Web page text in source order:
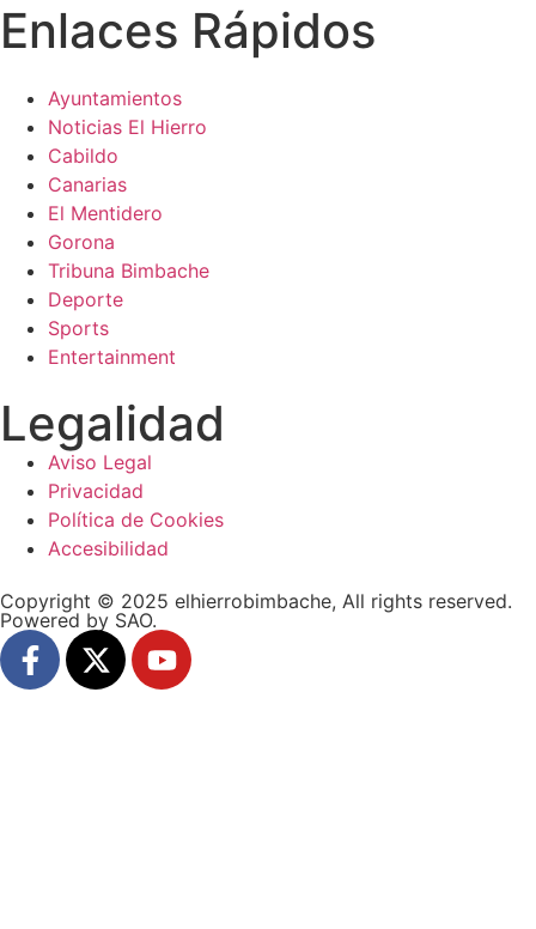
Enlaces Rápidos
Ayuntamientos
Noticias El Hierro
Cabildo
Canarias
El Mentidero
Gorona
Tribuna Bimbache
Deporte
Sports
Entertainment
Legalidad
Aviso Legal
Privacidad
Política de Cookies
Accesibilidad
Copyright © 2025 elhierrobimbache, All rights reserved.
Powered by SAO.